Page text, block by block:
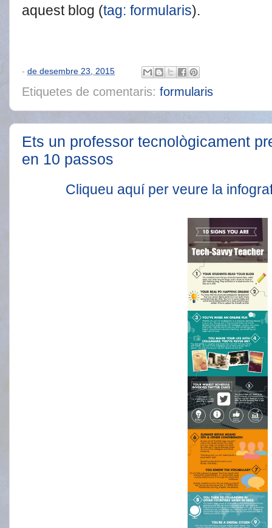
aquest blog (tag: formularis).
- de desembre 23, 2015
Etiquetes de comentaris: formularis
Ets un professor tecnològicament
en 10 passos
Cliqueu aquí per veure la